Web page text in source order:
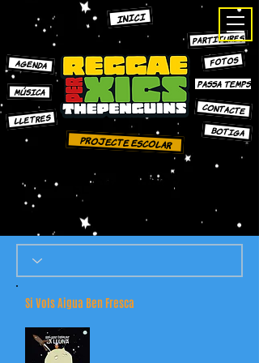
INICI
PARTITURES
AGENDA
MÚSICA
LLETRES
FOTOS
PASSA TEMPS
CONTACTE
Projecte escolar
bOTIGA
Si Vols Aigua Ben Fresca